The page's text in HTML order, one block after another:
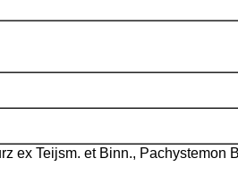
ex Teijsm. et Binn., Pachystemon